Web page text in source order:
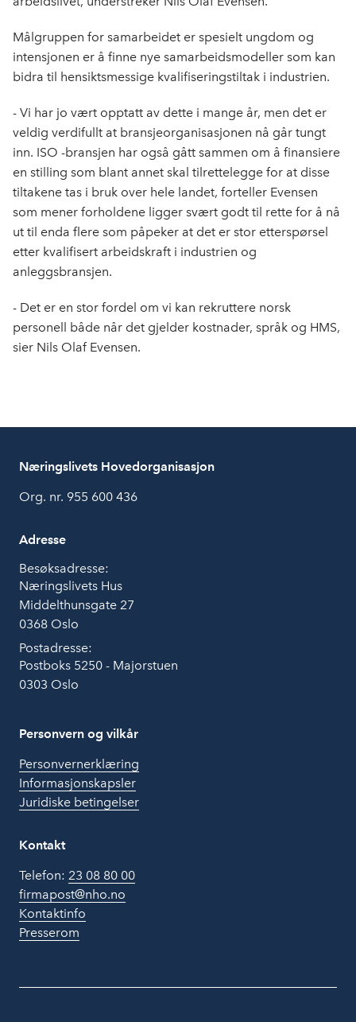
Målgruppen for samarbeidet er spesielt ungdom og
intensjonen er å finne nye samarbeidsmodeller som kan
bidra til hensiktsmessige kvalifiseringstiltak i industrien.
- Vi har jo vært opptatt av dette i mange år, men det er
veldig verdifullt at bransjeorganisasjonen nå går tungt
inn. ISO -bransjen har også gått sammen om å finansiere
en stilling som blant annet skal tilrettelegge for at disse
tiltakene tas i bruk over hele landet, forteller Evensen
som mener forholdene ligger svært godt til rette for å nå
ut til enda flere som påpeker at det er stor etterspørsel
etter kvalifisert arbeidskraft i industrien og
anleggsbransjen.
- Det er en stor fordel om vi kan rekruttere norsk
personell både når det gjelder kostnader, språk og HMS,
sier Nils Olaf Evensen.
Næringslivets Hovedorganisasjon
Org. nr. 955 600 436
Adresse
Besøksadresse:
Næringslivets Hus
Middelthunsgate 27
0368 Oslo
Postadresse:
Postboks 5250 - Majorstuen
0303 Oslo
Personvern og vilkår
Personvernerklæring
Informasjonskapsler
Juridiske betingelser
Kontakt
Telefon: 23 08 80 00
firmapost@nho.no
Kontaktinfo
Presserom